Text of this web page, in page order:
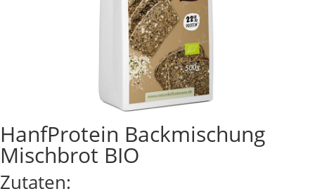
HanfProtein Backmischung
Mischbrot BIO
Zutaten: